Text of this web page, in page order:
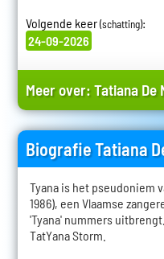
Volgende keer(schatting):
24-09-2026
Meer over:Tatiana De
Biografie Tatiana
Tyana is het pseudoniem
1986), een Vlaamse
'Tyana' nummers
TatYana Storm.